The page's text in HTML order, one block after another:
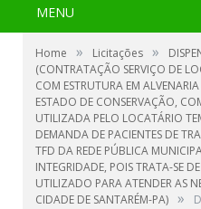
MENU
Home » Licitações »
(CONTRATAÇÃO SERVIÇO DE
COM ESTRUTURA EM
ESTADO DE CONSERVAÇÃO,
UTILIZADA PELO LOCATÁRIO
DEMANDA DE PACIENTES DE
TFD DA REDE PÚBLICA
INTEGRIDADE, POIS TRATA-SE
UTILIZADO PARA ATENDER AS
CIDADE DE SANTARÉM-PA) »